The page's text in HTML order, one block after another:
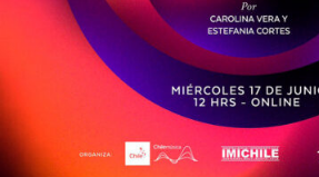
FAQ
TRANSPARENCIA